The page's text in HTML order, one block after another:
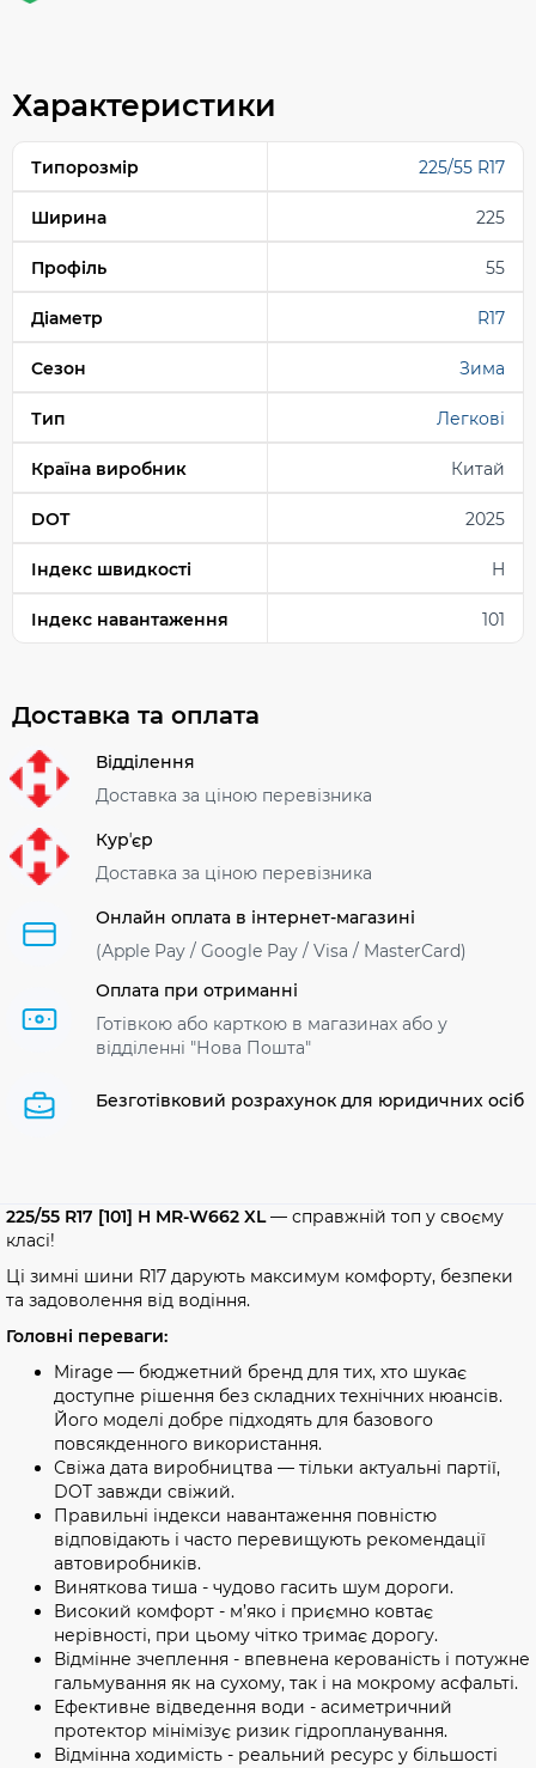
Характеристики
Типорозмір 225/55 R17
Ширина 225
Профіль 55
Діаметр R17
Сезон Зима
Тип Легкові
Країна виробник Китай
DOT 2025
Індекс швидкості H
Індекс навантаження 101
Доставка та оплата
Відділення
Доставка за ціною перевізника
Курʼєр
Доставка за ціною перевізника
Онлайн оплата в інтернет-магазині
(Apple Pay / Google Pay / Visa / MasterСard)
Оплата при отриманні
Готівкою або карткою в магазинах або у
відділенні "Нова Пошта"
Безготівковий розрахунок для юридичних осіб
225/55 R17 [101] H MR-W662 XL— справжній топ у своєму
класі!
Ці зимні шини R17 дарують максимум комфорту, безпеки
та задоволення від водіння.
Головні переваги:
Mirage — бюджетний бренд для тих, хто шукає
доступне рішення без складних технічних нюансів.
Його моделі добре підходять для базового
повсякденного використання.
Свіжа дата виробництва — тільки актуальні партії,
DOT завжди свіжий.
Правильні індекси навантаження повністю
відповідають і часто перевищують рекомендації
автовиробників.
Виняткова тиша - чудово гасить шум дороги.
Високий комфорт - м’яко і приємно ковтає
нерівності, при цьому чітко тримає дорогу.
Відмінне зчеплення - впевнена керованість і потужне
гальмування як на сухому, так і на мокрому асфальті.
Ефективне відведення води - асиметричний
протектор мінімізує ризик гідропланування.
Відмінна ходимість - реальний ресурс у більшості